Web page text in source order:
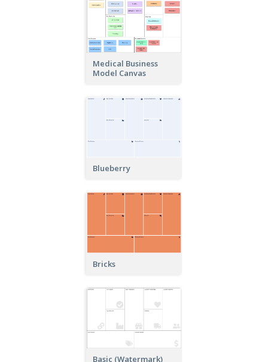
Medical Business
Model Canvas
Blueberry
Bricks
Basic (Watermark)